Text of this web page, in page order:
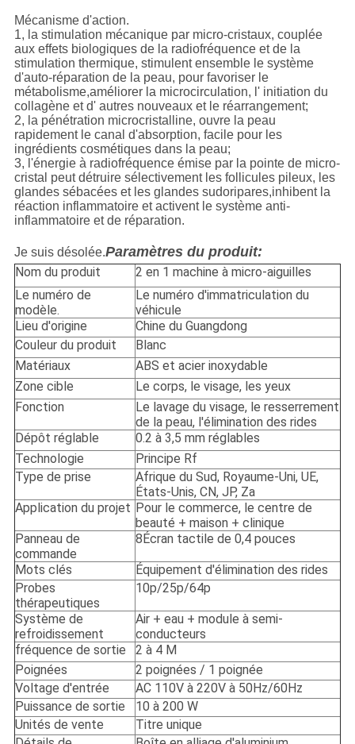
Mécanisme d'action.
1, la stimulation mécanique par micro-cristaux, couplée
aux effets biologiques de la radiofréquence et de la
stimulation thermique, stimulent ensemble le système
d'auto-réparation de la peau, pour favoriser le
métabolisme,améliorer la microcirculation, l' initiation du
collagène et d' autres nouveaux et le réarrangement;
2, la pénétration microcristalline, ouvre la peau
rapidement le canal d'absorption, facile pour les
ingrédients cosmétiques dans la peau;
3, l'énergie à radiofréquence émise par la pointe de micro-
cristal peut détruire sélectivement les follicules pileux, les
glandes sébacées et les glandes sudoripares,inhibent la
réaction inflammatoire et activent le système anti-
inflammatoire et de réparation.
Je suis désolée.Paramètres du produit:
Nom du produit
2 en 1 machine à micro-aiguilles
Le numéro de
modèle.
Le numéro d'immatriculation du
véhicule
Lieu d'origine
Chine du Guangdong
Couleur du produit
Blanc
Matériaux
ABS et acier inoxydable
Zone cible
Le corps, le visage, les yeux
Fonction
Le lavage du visage, le resserrement
de la peau, l'élimination des rides
Dépôt réglable
0.2 à 3,5 mm réglables
Technologie
Principe Rf
Type de prise
Afrique du Sud, Royaume-Uni, UE,
États-Unis, CN, JP, Za
Application du projet Pour le commerce, le centre de
beauté + maison + clinique
Panneau de
commande
8Écran tactile de 0,4 pouces
Mots clés
Équipement d'élimination des rides
Probes
thérapeutiques
10p/25p/64p
Système de
refroidissement
Air + eau + module à semi-
conducteurs
fréquence de sortie
2 à 4 M
Poignées
2 poignées / 1 poignée
Voltage d'entrée
AC 110V à 220V à 50Hz/60Hz
Puissance de sortie
10 à 200 W
Unités de vente
Titre unique